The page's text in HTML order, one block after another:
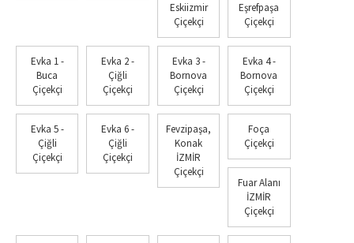
Eskiizmir
Çiçekçi
Eşrefpaşa
Çiçekçi
Evka 1 -
Buca
Çiçekçi
Evka 2 -
Çiğli
Çiçekçi
Evka 3 -
Bornova
Çiçekçi
Evka 4 -
Bornova
Çiçekçi
Evka 5 -
Çiğli
Çiçekçi
Evka 6 -
Çiğli
Çiçekçi
Fevzipaşa,
Konak
İZMİR
Çiçekçi
Foça
Çiçekçi
Fuar Alanı
İZMİR
Çiçekçi